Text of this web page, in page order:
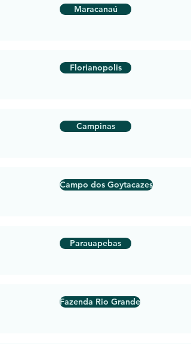
Maracanaú
Florianopolis
Campinas
Campo dos Goytacazes
Parauapebas
Fazenda Rio Grande